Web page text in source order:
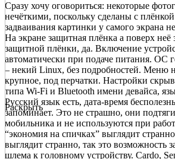
Сразу хочу оговориться: некоторые
нечёткими, поскольку сделаны с
задваивания картинки у самого экрана
На экране защитная плёнка а поверх неё
защитной плёнки, да. Включение
автоматически при подаче питания. ОС
– некий Linux, без подробностей. Меню
крупное, под перчатки. Настройки
типа Wi-Fi и Bluetooth имени девайса,
Русский язык есть, дата-время
запоминает. Это не страшно, они
мобильника и не используются при
“экономия на спичках” выглядит
выглядит странно, так это возможность
шлема к головному устройству. Cardo,
Раскрыть